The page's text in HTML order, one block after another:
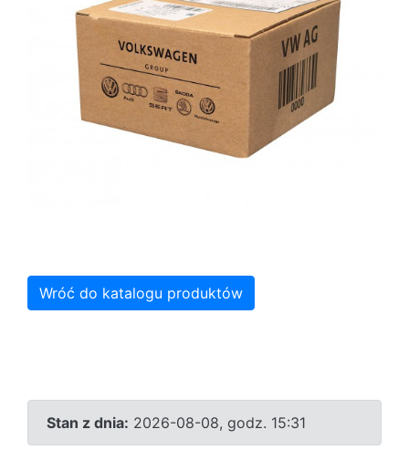
Wróć do katalogu produktów
Stan z dnia: 2026-08-08, godz. 15:31